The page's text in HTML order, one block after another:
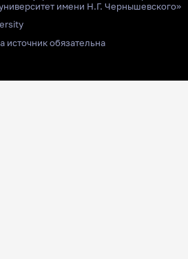
имени Н.Г. Чернышевского»
источник обязательна